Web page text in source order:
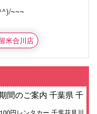
~~~
米合川店
間のご案内 千葉県 千